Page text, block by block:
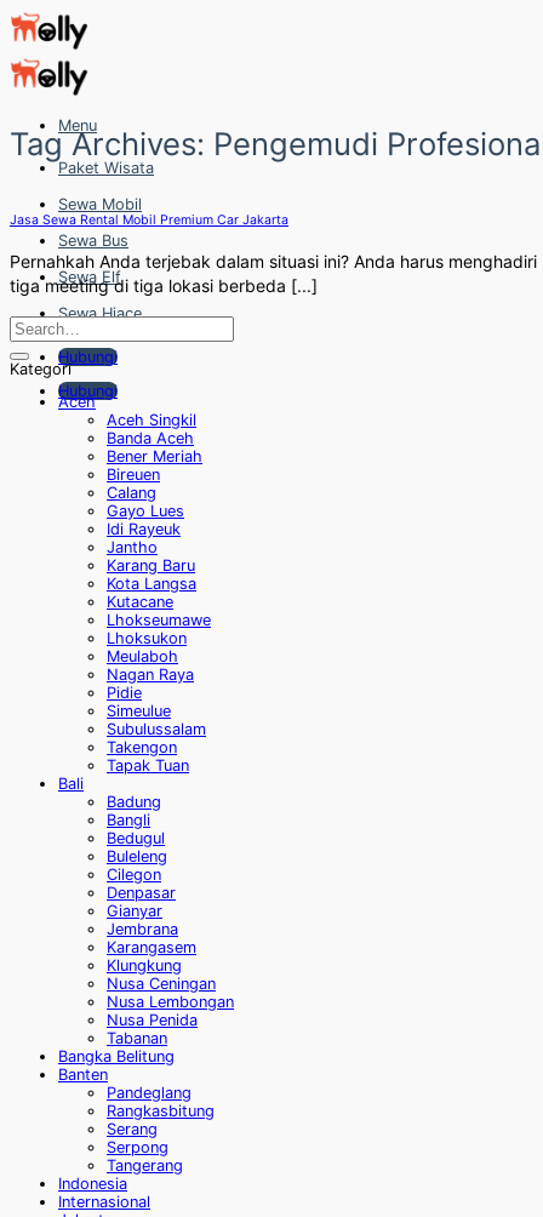
Skip
to
content
Menu
Paket Wisata
Sewa Mobil
Sewa Bus
Sewa Elf
Sewa Hiace
Hubungi
Hubungi
Tag Archives: Pengemudi
Jasa Sewa Rental Mobil Premium Car Jakarta
Pernahkah Anda terjebak dalam situasi ini? Anda harus menghadiri
tiga meeting di tiga lokasi berbeda [...]
Kategori
Aceh
Aceh Singkil
Banda Aceh
Bener Meriah
Bireuen
Calang
Gayo Lues
Idi Rayeuk
Jantho
Karang Baru
Kota Langsa
Kutacane
Lhokseumawe
Lhoksukon
Meulaboh
Nagan Raya
Pidie
Simeulue
Subulussalam
Takengon
Tapak Tuan
Bali
Badung
Bangli
Bedugul
Buleleng
Cilegon
Denpasar
Gianyar
Jembrana
Karangasem
Klungkung
Nusa Ceningan
Nusa Lembongan
Nusa Penida
Tabanan
Bangka Belitung
Banten
Pandeglang
Rangkasbitung
Serang
Serpong
Tangerang
Indonesia
Internasional